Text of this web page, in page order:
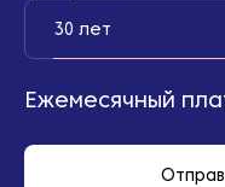
30 лет
Ежемесячный